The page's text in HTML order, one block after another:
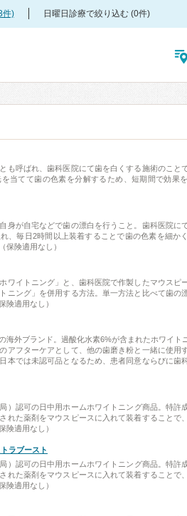
件) 日曜日診療で絞り込む (0件)
も呼ばれ、歯科医院にて歯を白くする施術のこと
当てて歯の色素を分解するため、短期間で効果を
身が自宅などで歯の漂白を行うこと。歯科医院に
、毎日2時間以上装着することで歯の色素を細か
保険適用なし）
ワイトニング」と、歯科医院で作製したマウスピ
ニング」を併用する方法。単一方法と比べて歯の
険適用なし）
海外ブランド。過酸化水素6%が含まれたホワイト
アフターケアとして、他の歯磨き粉と一緒に使用
本では未認可品となるため、患者同意ならびに歯
）認可の日中用ホームホワイトニング商品。特許
れた薬剤をマウスピースに入れて装着することで
険適用なし）
ラブースト
）認可の日中用ホームホワイトニング商品。特許
れた薬剤をマウスピースに入れて装着することで
険適用なし）